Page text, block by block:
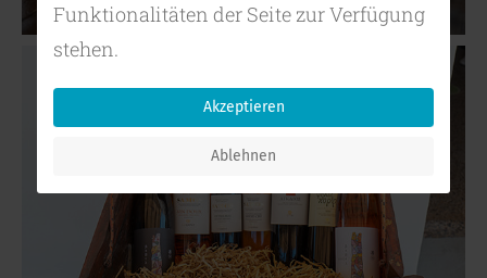
Funktionalitäten der Seite zur Verfügung
stehen.
Akzeptieren
Ablehnen